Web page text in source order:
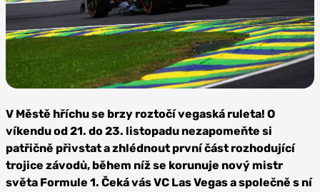
Images / Red Bull Content Pool
V Městě hříchu se brzy roztočí vegaská ruleta! O
víkendu od 21. do 23. listopadu nezapomeňte si
patřičně přivstat a zhlédnout první část rozhodující
trojice závodů, během níž se korunuje nový mistr
světa Formule 1. Čeká vás VC Las Vegas a společně s ní